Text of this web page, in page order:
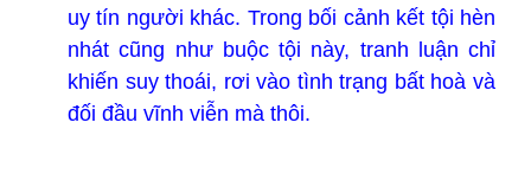
uy tín người khác. Trong bối cảnh kết tội hèn
nhát cũng như buộc tội này, tranh luận chỉ
khiến suy thoái, rơi vào tình trạng bất hoà và
đối đầu vĩnh viễn mà thôi.